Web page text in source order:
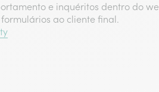
e inquéritos dentro do
ao cliente final.